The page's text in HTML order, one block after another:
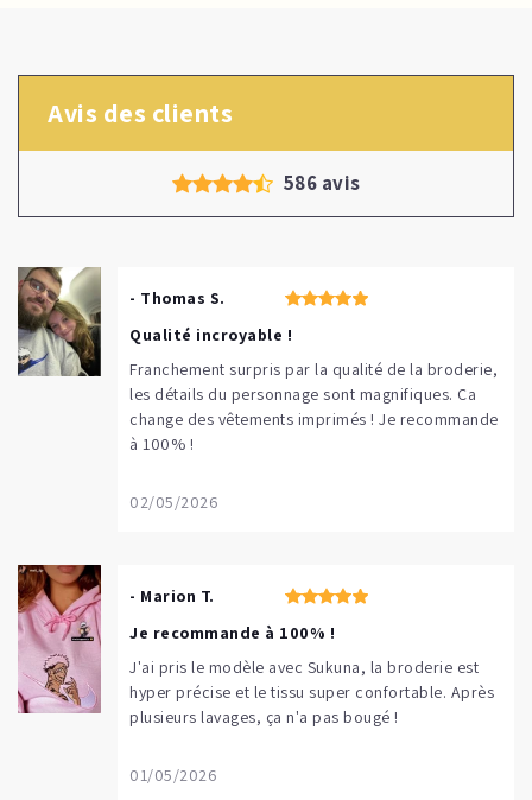
Avis des clients
586 avis
- Thomas S.
Qualité incroyable !
Franchement surpris par la qualité de la broderie,
les détails du personnage sont magnifiques. Ça
change des vêtements imprimés ! Je recommande
à 100% !
02/05/2026
- Marion T.
Je recommande à 100% !
J'ai pris le modèle avec Sukuna, la broderie est
hyper précise et le tissu super confortable. Après
plusieurs lavages, ça n'a pas bougé !
01/05/2026